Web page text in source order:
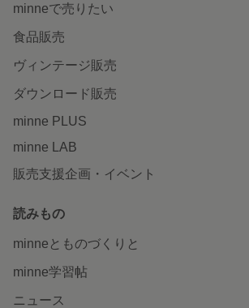
minneで売りたい
食品販売
ヴィンテージ販売
ダウンロード販売
minne PLUS
minne LAB
販売支援企画・イベント
読みもの
minneとものづくりと
minne学習帖
ニュース